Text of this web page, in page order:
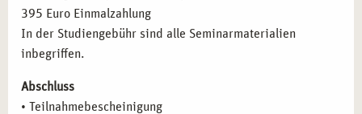
Praktische Meditationsmethoden
Nhat Hanh (bewusstes Atmen), Jon Kabat-Zinn (MBSR)
und Luise Reddemann (achtsame Selbstfürsorge).
Achtsamkeit im Gesundheitswesen und
Unternehmenskontext– Anwendung in therapeutischen,
395 Euro Einmalzahlung
In der Studiengebühr sind alle Seminarmaterialien
inbegriffen.
Abschluss
• Teilnahmebescheinigung